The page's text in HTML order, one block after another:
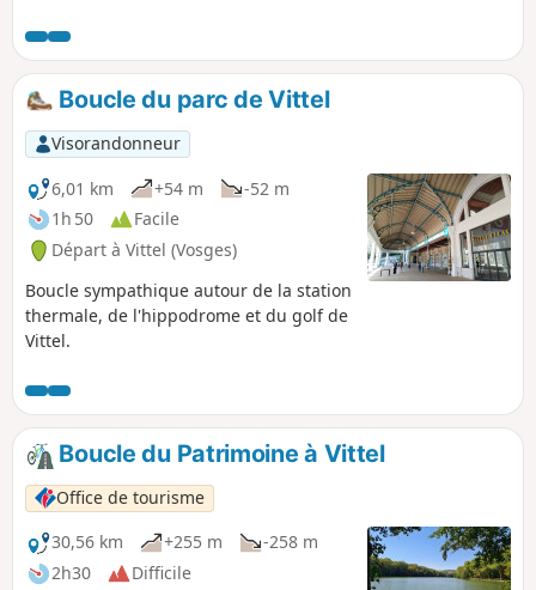
Boucle du parc de Vittel
Visorandonneur
6,01 km
+54 m
-52 m
1h 50
Facile
Départ à Vittel (Vosges)
Boucle sympathique autour de la station
thermale, de l'hippodrome et du golf de
Vittel.
Boucle du Patrimoine à Vittel
Office de tourisme
30,56 km
+255 m
-258 m
2h30
Difficile